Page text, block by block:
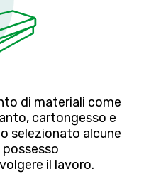
di materiali come
cartongesso e
selezionato alcune
il lavoro.